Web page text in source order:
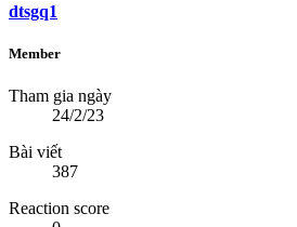
dtsgq1
Member
Tham gia ngày
24/2/23
Bài viết
387
Reaction score